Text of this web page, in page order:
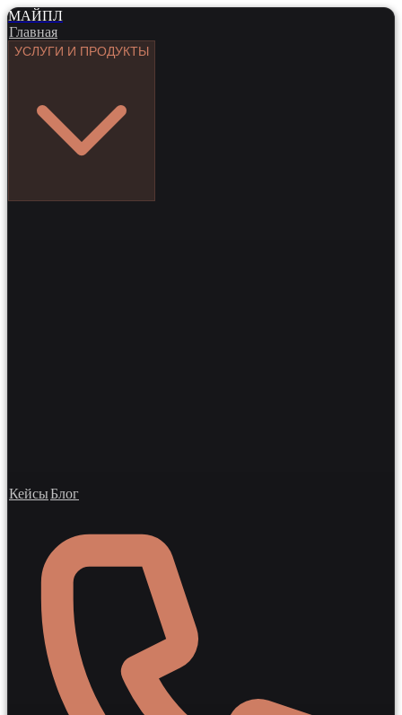
МАЙПЛ
Главная
УСЛУГИ И ПРОДУКТЫ
КейсыБлог